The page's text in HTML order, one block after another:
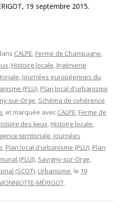
19 septembre 2015.
CALPE, Ferme de Champagne,
, Histoire locale, Ingénierie
, Journées européennes du
(PLU), Plan local d'urbanisme
sur-Orge, Schéma de cohérence
, et marquée avec CALPE, Ferme de
des lieux, Histoire locale,
territoriale, Journées
, Plan local d'urbanisme (PLU), Plan
(PLUI), Savigny-sur-Orge,
(SCOT), Urbanisme, le 19
MÉRIGOT.